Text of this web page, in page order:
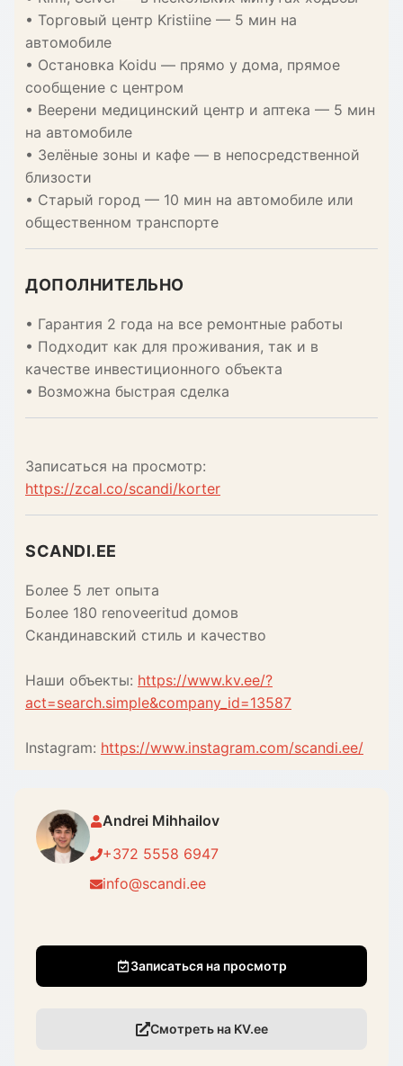
• Торговый центр Kristiine — 5 мин на
автомобиле
• Остановка Koidu — прямо у дома, прямое
сообщение с центром
• Веерени медицинский центр и аптека — 5 мин
на автомобиле
• Зелёные зоны и кафе — в непосредственной
близости
• Старый город — 10 мин на автомобиле или
общественном транспорте
ДОПОЛНИТЕЛЬНО
• Гарантия 2 года на все ремонтные работы
• Подходит как для проживания, так и в
качестве инвестиционного объекта
• Возможна быстрая сделка
Записаться на просмотр:
https://zcal.co/scandi/korter
SCANDI.EE
Более 5 лет опыта
Более 180 renoveeritud домов
Скандинавский стиль и качество
Наши объекты: https://www.kv.ee/?
act=search.simple&company_id=13587
Instagram: https://www.instagram.com/scandi.ee/
Andrei Mihhailov
+372 5558 6947
info@scandi.ee
Записаться на просмотр
Смотреть на KV.ee